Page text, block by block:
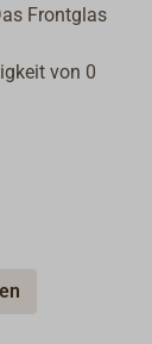
Frontglas
von 0